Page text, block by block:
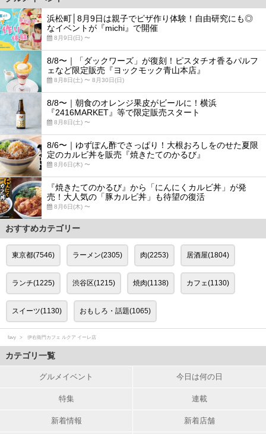
浜松町│8月9日は親子でピザ作り体験！自由研究にも◎
なイベントが『michi』で開催
8月9日(日) 〜
8/8〜｜「ダックワーズ」が復刻！ピスタチオ香るパルフ
ェなど限定販売『ヨックモック青山本店』
8月8日(土) 〜 8月30日(日)
8/8〜｜朝食のオレンジ果皮がビールに！横浜
『2416MARKET』等で限定販売スタート
8月8日(土) 〜
8/6〜｜ゆずぽん酢でさっぱり！大根おろしをのせた夏限
定のカルビ丼を販売『焼きたてのかるび』
8月6日(木) 〜
『焼きたてのかるび』から「にんにくカルビ丼」が発
売！大人気の「豚カルビ丼」も待望の復活
8月6日(木) 〜
おすすめカテゴリー
東京都(7546) ラーメン(2305) 肉(2253) 居酒屋(1804)
ランチ(1225) 渋谷区(1215) 焼肉(1138) カフェ(1130)
スイーツ(1130) おもしろ・話題(1065)
favy 伊右衛門カフェ ルクア イーレ店
カテゴリ一覧
グルメイベント 今日は何の日
特集 連載
新着情報 新着店舗